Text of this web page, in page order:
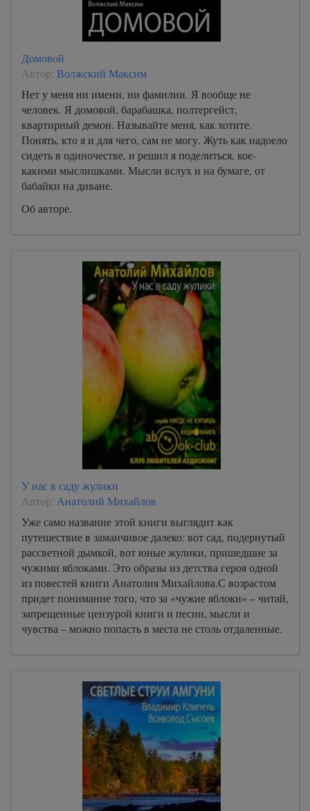
Домовой
Автор: Волжский Максим
Нет у меня ни имени, ни фамилии. Я вообще не
человек. Я домовой, барабашка, полтергейст,
квартирный демон. Называйте меня, как хотите.
Понять, кто я и для чего, сам не могу. Жуть как надоело
сидеть в одиночестве, и решил я поделиться, кое-
какими мыслишками. Мысли вслух и на бумаге, от
бабайки на диване.
Об авторе.
У нас в саду жулики
Автор: Анатолий Михайлов
Уже само название этой книги выглядит как
путешествие в заманчивое далеко: вот сад, подернутый
рассветной дымкой, вот юные жулики, пришедшие за
чужими яблоками. Это образы из детства героя одной
из повестей книги Анатолия Михайлова.С возрастом
придет понимание того, что за «чужие яблоки» – читай,
запрещенные цензурой книги и песни, мысли и
чувства – можно попасть в места не столь отдаленные.